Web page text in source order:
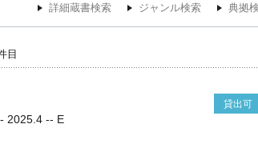
詳細蔵書検索 ジャンル検索 典拠
目
貸出可
2025.4 -- E